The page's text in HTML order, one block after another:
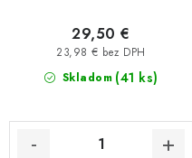
Záhrada a závlaha
Kúpeľňa a sanita
Skladom (41 ks)
23,98 € bez DPH
29,50 €